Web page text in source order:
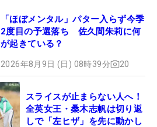
「ほぼメンタル」パター入らず今季
2度目の予選落ち 佐久間朱莉に何
が起きている？
2026年8月9日 (日) 08時39分 20
スライスが止まらない人へ！
全英女王・桑木志帆は切り返
しで「左ヒザ」を先に動かし